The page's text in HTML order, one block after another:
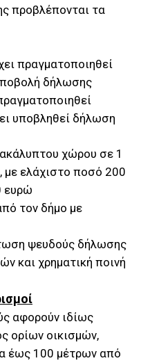
προβλέπονται τα
πραγματοποιηθεί
δήλωσης
υποβληθεί δήλωση
χώρου σε 1
με ελάχιστο ποσό 200
ευρώ
τον δήμο με
ψευδούς δήλωσης
και χρηματική ποινή
αφορούν ιδίως
ορίων οικισμών,
έως 100 μέτρων από